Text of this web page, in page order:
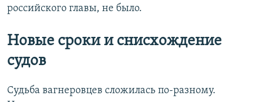
российского главы, не было.
Новые сроки и снисхождение
судов
Судьба вагнеровцев сложилась по-разному.